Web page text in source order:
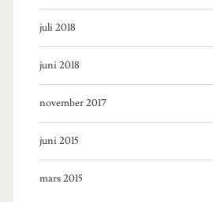
juli 2018
juni 2018
november 2017
juni 2015
mars 2015